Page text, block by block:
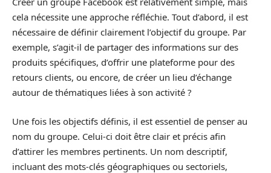
cela nécessite une approche réfléchie. Tout d’abord, il est
nécessaire de définir clairement l’objectif du groupe. Par
exemple, s’agit-il de partager des informations sur des
produits spécifiques, d’offrir une plateforme pour des
retours clients, ou encore, de créer un lieu d’échange
autour de thématiques liées à son activité ?
Une fois les objectifs définis, il est essentiel de penser au
nom du groupe. Celui-ci doit être clair et précis afin
d’attirer les membres pertinents. Un nom descriptif,
incluant des mots-clés géographiques ou sectoriels,